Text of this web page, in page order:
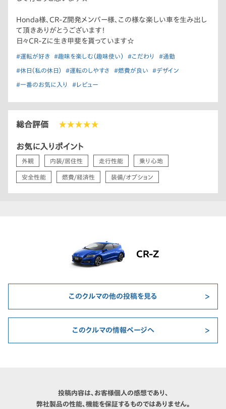
Honda様、CR-Z開発メンバー様、この様な楽しい車を生み出し
て頂きありがとうございます！
日々CR-Zに生き甲斐を貰っています☆
#運転が好き #趣味を楽しむ（趣味使い） #こだわり #通勤
#休日（私の休日） #運転のしやすさ #燃費が良い #デザイン
#一番のお気に入り #レビュー
総合評価 ★★★★★
お気に入りポイント
外観 内装/居住性 走行性能 乗り心地
安全性能 燃費/経済性 装備/オプション
CR-Z
このクルマの他の投稿を見る
このクルマの情報ページへ
投稿内容は、お客様個人の感想であり、
弊社製品の性能、機能を保証するものではありません。